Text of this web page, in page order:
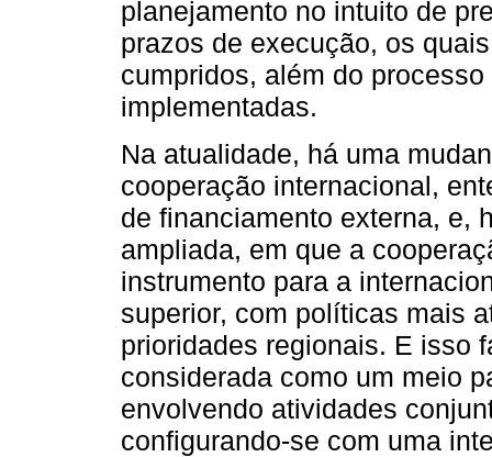
planejamento no intuito de
prazos de execução, os
cumpridos, além do
implementadas.
Na atualidade, há uma
cooperação internacional,
de financiamento externa, e,
ampliada, em que a
instrumento para a
superior, com políticas mais
prioridades regionais. E isso
considerada como um meio
envolvendo atividades
configurando-se com uma